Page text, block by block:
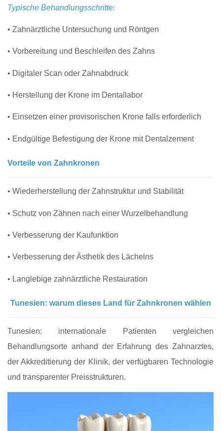
Typische Behandlungsschritte:
• Zahnärztliche Untersuchung und Röntgen
• Vorbereitung und Beschleifen des Zahns
• Digitaler Scan oder Zahnabdruck
• Herstellung der Krone im Dentallabor
• Einsetzen einer provisorischen Krone falls erforderlich
• Endgültige Befestigung der Krone mit Dentalzement
Vorteile von Zahnkronen
• Wiederherstellung der Zahnstruktur und Stabilität
• Schutz von Zähnen nach einer Wurzelbehandlung
• Verbesserung der Kaufunktion
• Verbesserung der Ästhetik des Lächelns
• Langlebige zahnärztliche Restauration
Tunesien: warum dieses Land für Zahnkronen wählen
Tunesien: internationale Patienten vergleichen
Behandlungsorte anhand der Erfahrung des Zahnarztes,
der Akkreditierung der Klinik, der verfügbaren Technologie
und transparenter Preisstrukturen.